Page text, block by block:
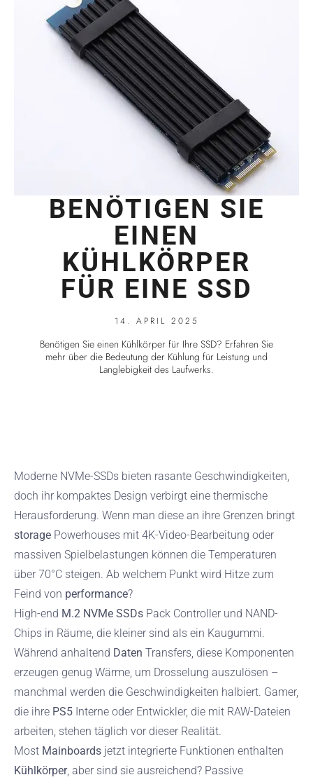
BENÖTIGEN SIE
EINEN
KÜHLKÖRPER
FÜR EINE SSD
14. APRIL 2025
Benötigen Sie einen Kühlkörper für Ihre SSD? Erfahren Sie
mehr über die Bedeutung der Kühlung für Leistung und
Langlebigkeit des Laufwerks.
Moderne NVMe-SSDs bieten rasante Geschwindigkeiten,
doch ihr kompaktes Design verbirgt eine thermische
Herausforderung. Wenn man diese an ihre Grenzen bringt
storage Powerhouses mit 4K-Video-Bearbeitung oder
massiven Spielbelastungen können die Temperaturen
über 70°C steigen. Ab welchem Punkt wird Hitze zum
Feind von performance?
High-end M.2 NVMe SSDs Pack Controller und NAND-
Chips in Räume, die kleiner sind als ein Kaugummi.
Während anhaltend Daten Transfers, diese Komponenten
erzeugen genug Wärme, um Drosselung auszulösen –
manchmal werden die Geschwindigkeiten halbiert. Gamer,
die ihre PS5 Interne oder Entwickler, die mit RAW-Dateien
arbeiten, stehen täglich vor dieser Realität.
Most Mainboards jetzt integrierte Funktionen enthalten
Kühlkörper, aber sind sie ausreichend? Passive